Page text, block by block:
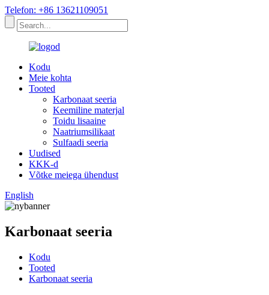
Telefon: +86 13621109051
Kodu
Meie kohta
Tooted
Karbonaat seeria
Keemiline materjal
Toidu lisaaine
Naatriumsilikaat
Sulfaadi seeria
Uudised
KKK-d
Võtke meiega ühendust
English
Karbonaat seeria
Kodu
Tooted
Karbonaat seeria